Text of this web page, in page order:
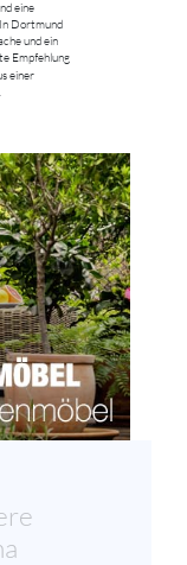
eine
Dortmund
und ein
Empfehlung
einer